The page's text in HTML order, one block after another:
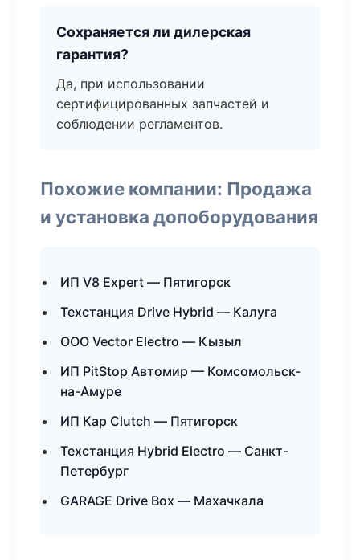
Сохраняется ли дилерская
гарантия?
Да, при использовании
сертифицированных запчастей и
соблюдении регламентов.
Похожие компании: Продажа
и установка допоборудования
ИП V8 Expert — Пятигорск
Техстанция Drive Hybrid — Калуга
ООО Vector Electro — Кызыл
ИП PitStop Автомир — Комсомольск-
на-Амуре
ИП Кар Clutch — Пятигорск
Техстанция Hybrid Electro — Санкт-
Петербург
GARAGE Drive Box — Махачкала